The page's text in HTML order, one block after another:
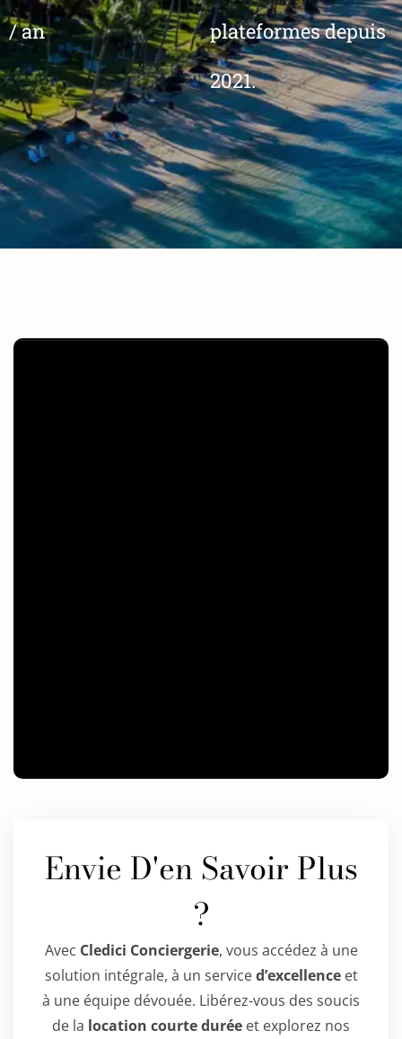
/ an
plateformes depuis
2021.
Envie D'en Savoir Plus
?
Avec Cledici Conciergerie, vous accédez à une
solution intégrale, à un serviced’excellenceet
à une équipe dévouée. Libérez-vous des soucis
de la location courte durée et explorez nos